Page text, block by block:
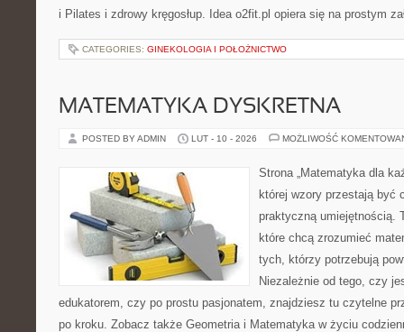
i Pilates i zdrowy kręgosłup. Idea o2fit.pl opiera się na prostym
CATEGORIES: GINEKOLOGIA I POŁOŻNICTWO
MATEMATYKA DYSKRETNA
POSTED BY ADMIN LUT - 10 - 2026 MOŻLIWOŚĆ
Strona „Matematyka dla
której wzory przestają być
praktyczną umiejętnością.
które chcą zrozumieć
tych, którzy potrzebują
Niezależnie od tego, czy
edukatorem, czy po prostu pasjonatem, znajdziesz tu czytelne
po kroku. Zobacz także Geometria i Matematyka w życiu